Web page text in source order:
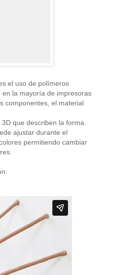
el uso de polímeros
la mayoría de impresoras
componentes, el material
que describen la forma.
ajustar durante el
permitiendo cambiar